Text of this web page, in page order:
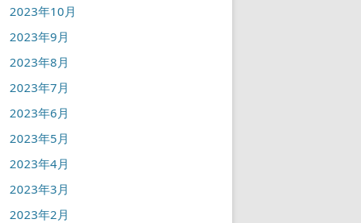
2023年10月
2023年9月
2023年8月
2023年7月
2023年6月
2023年5月
2023年4月
2023年3月
2023年2月